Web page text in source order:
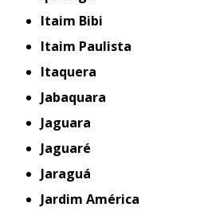
Itaim Bibi
Itaim Paulista
Itaquera
Jabaquara
Jaguara
Jaguaré
Jaraguá
Jardim América